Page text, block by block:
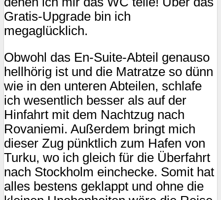
Gratis-Upgrade bin ich
megaglücklich.
Obwohl das En-Suite-Abteil genauso
hellhörig ist und die Matratze so dünn
wie in den unteren Abteilen, schlafe
ich wesentlich besser als auf der
Hinfahrt mit dem Nachtzug nach
Rovaniemi. Außerdem bringt mich
dieser Zug pünktlich zum Hafen von
Turku, wo ich gleich für die Überfahrt
nach Stockholm einchecke. Somit hat
alles bestens geklappt und ohne die